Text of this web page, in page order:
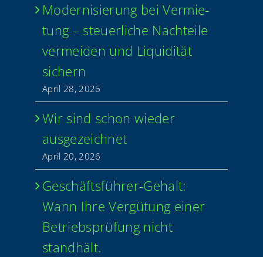
Moder­ni­sie­rung bei Ver­mie­
tung – steu­er­li­che Nach­tei­le
ver­mei­den und Liqui­di­tät
sichern
April 28, 2026
Wir sind schon wie­der
ausgezeichnet
April 20, 2026
Geschäfts­­­füh­­rer-Gehalt:
Wann Ihre Ver­gü­tung einer
Betriebs­prü­fung nicht
standhält.